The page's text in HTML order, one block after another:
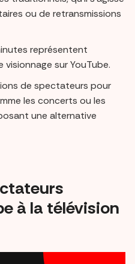
ou de retransmissions
représentent
sur YouTube.
de spectateurs pour
les concerts ou les
une alternative
à la télévision